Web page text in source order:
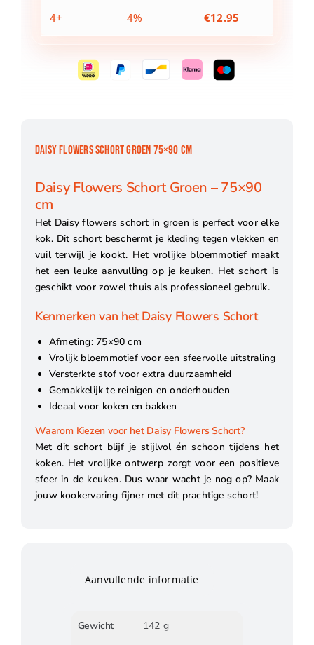
4+ 4% €12.95
DAISY FLOWERS SCHORT GROEN 75×90 CM
Daisy Flowers Schort Groen – 75×90
cm
Het Daisy flowers schort in groen is perfect voor elke
kok. Dit schort beschermt je kleding tegen vlekken en
vuil terwijl je kookt. Het vrolijke bloemmotief maakt
het een leuke aanvulling op je keuken. Het schort is
geschikt voor zowel thuis als professioneel gebruik.
Kenmerken van het Daisy Flowers Schort
Afmeting: 75×90 cm
Vrolijk bloemmotief voor een sfeervolle uitstraling
Versterkte stof voor extra duurzaamheid
Gemakkelijk te reinigen en onderhouden
Ideaal voor koken en bakken
Waarom Kiezen voor het Daisy Flowers Schort?
Met dit schort blijf je stijlvol én schoon tijdens het
koken. Het vrolijke ontwerp zorgt voor een positieve
sfeer in de keuken. Dus waar wacht je nog op? Maak
jouw kookervaring fijner met dit prachtige schort!
Aanvullende informatie
Gewicht 142 g